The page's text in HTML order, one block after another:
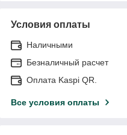
Условия оплаты
Наличными
Безналичный расчет
Оплата Kaspi QR.
Все условия оплаты